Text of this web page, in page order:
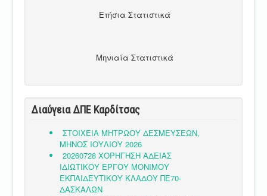
Ετήσια Στατιστικά
Μηνιαία Στατιστικά
Διαύγεια ΔΠΕ Καρδίτσας